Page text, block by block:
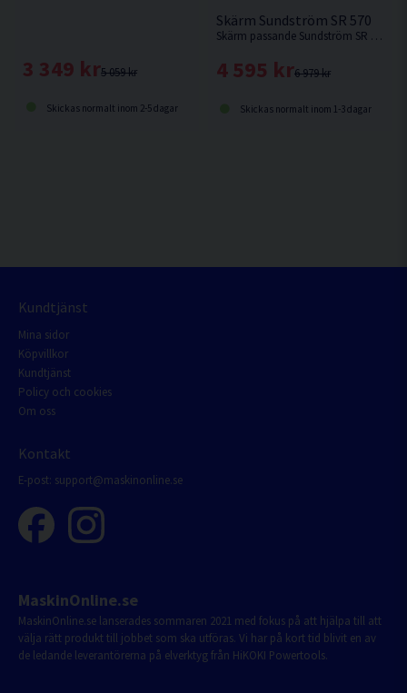
5 059 kr
3 349 kr
Skickas normalt inom 2-5 dagar
Skärm Sundström SR 570
Skärm passande Sundström SR 500 / SR 700.
6 979 kr
4 595 kr
Skickas normalt inom 1-3 dagar
Kundtjänst
Mina sidor
Köpvillkor
Kundtjänst
Policy och cookies
Om oss
Kontakt
E-post: support@maskinonline.se
MaskinOnline.se
MaskinOnline.se lanserades sommaren 2021 med fokus på att hjälpa till att
välja rätt produkt till jobbet som ska utföras. Vi har på kort tid blivit en av
de ledande leverantörerna på elverktyg från HiKOKI Powertools.